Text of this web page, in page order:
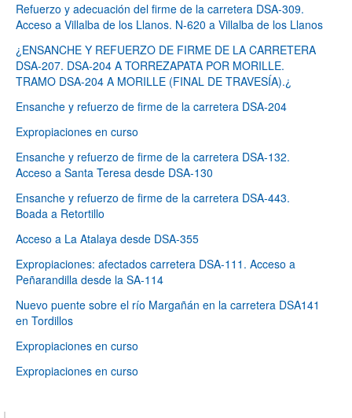
Refuerzo y adecuación del firme de la carretera DSA-309.
Acceso a Villalba de los Llanos. N-620 a Villalba de los Llanos
¿ENSANCHE Y REFUERZO DE FIRME DE LA CARRETERA
DSA-207. DSA-204 A TORREZAPATA POR MORILLE.
TRAMO DSA-204 A MORILLE (FINAL DE TRAVESÍA).¿
Ensanche y refuerzo de firme de la carretera DSA-204
Expropiaciones en curso
Ensanche y refuerzo de firme de la carretera DSA-132.
Acceso a Santa Teresa desde DSA-130
Ensanche y refuerzo de firme de la carretera DSA-443.
Boada a Retortillo
Acceso a La Atalaya desde DSA-355
Expropiaciones: afectados carretera DSA-111. Acceso a
Peñarandilla desde la SA-114
Nuevo puente sobre el río Margañán en la carretera DSA141
en Tordillos
Expropiaciones en curso
Expropiaciones en curso